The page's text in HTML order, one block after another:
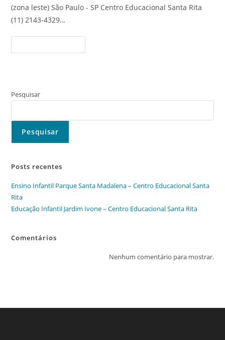
(zona leste) São Paulo - SP Centro Educacional Santa Rita
(11) 2143-4329…
Infantil
Rita
Pesquisar
Pesquisar
Posts recentes
Ensino Infantil Parque Santa Madalena – Centro Educacional Santa
Rita
Educação Infantil Jardim Ivone – Centro Educacional Santa Rita
Comentários
Nenhum comentário para mostrar.